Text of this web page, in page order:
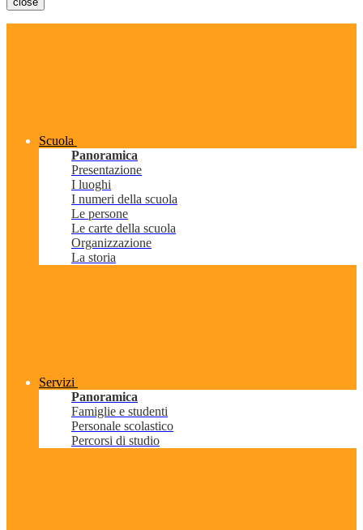
Scuola
Panoramica
Presentazione
I luoghi
I numeri della scuola
Le persone
Le carte della scuola
Organizzazione
La storia
Servizi
Panoramica
Famiglie e studenti
Personale scolastico
Percorsi di studio